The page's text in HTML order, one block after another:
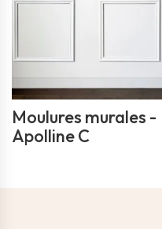
Moulures murales -
Apolline C